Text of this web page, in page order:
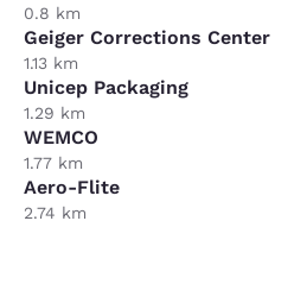
0.8 km
Geiger Corrections Center
1.13 km
Unicep Packaging
1.29 km
WEMCO
1.77 km
Aero-Flite
2.74 km